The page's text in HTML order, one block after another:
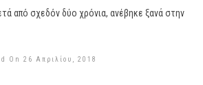
από σχεδόν δύο χρόνια, ανέβηκε ξανά στην
On 26 Απριλίου, 2018